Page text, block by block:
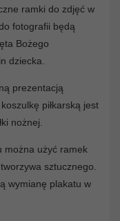
ramki do zdjęć w
fotografii będą
Bożego
dziecka.
prezentacją
piłkarską jest
nożnej.
można użyć ramek
sztucznego.
wymianę plakatu w